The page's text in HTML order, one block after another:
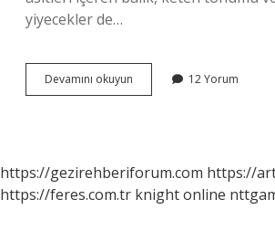
yiyecekler de…
Devamını okuyun Hormonları
Ne
12 Yorum
https://gezirehberiforum.com https://
https://feres.com.tr knight online